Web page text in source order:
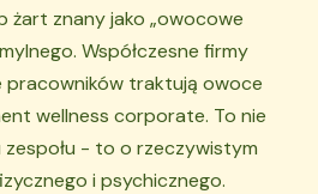
żart znany jako „owocowe
Współczesne firmy
pracowników traktują owoce
wellness corporate. To nie
- to o rzeczywistym
i psychicznego.